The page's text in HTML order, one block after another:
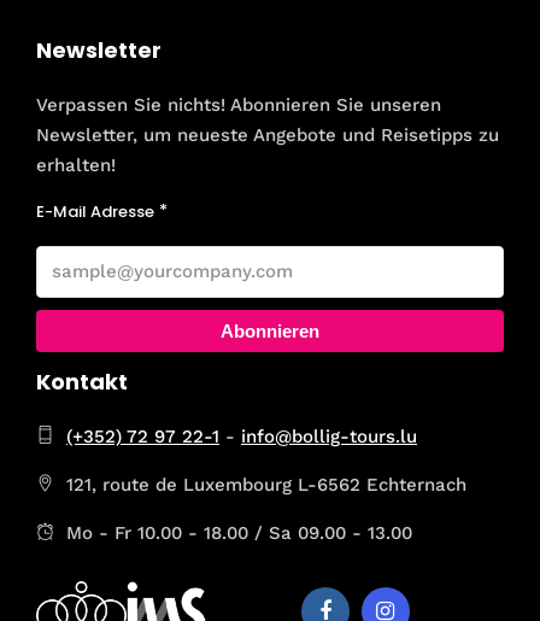
Newsletter
Verpassen Sie nichts! Abonnieren Sie unseren
Newsletter, um neueste Angebote und Reisetipps zu
erhalten!
E-Mail Adresse
Abonnieren
Kontakt
(+352) 72 97 22-1 - info@bollig-tours.lu
121, route de Luxembourg L-6562 Echternach
Mo - Fr 10.00 - 18.00 / Sa 09.00 - 13.00